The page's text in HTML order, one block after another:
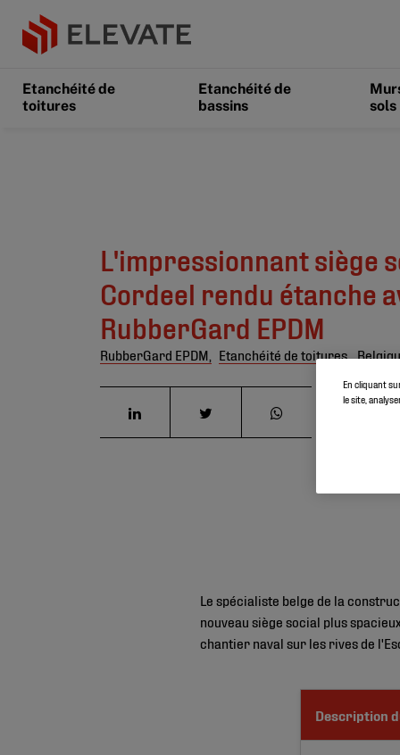
Etanchéité de
toitures
Etanchéité de
bassins
sols
L'impressionnant siège
Cordeel rendu étanche
RubberGard EPDM
RubberGard EPDM, Etanchéité de toitures,
Le spécialiste belge de la
nouveau siège social plus
chantier naval sur les rives de
Description
En cliquant
le site,